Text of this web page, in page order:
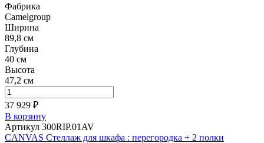
Фабрика
Camelgroup
Ширина
89,8 см
Глубина
40 см
Высота
47,2 см
37 929 ₽
В корзину
Артикул 300RIP.01AV
CANVAS Стеллаж для шкафа : перегородка + 2 полки